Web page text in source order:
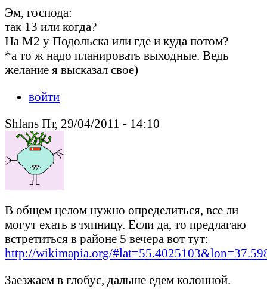
Эм, господа:
так 13 или когда?
На М2 у Подольска или где и куда потом?
*а то ж надо планировать выходные. Ведь
желание я высказал свое)
войти
Shlans Пт, 29/04/2011 - 14:10
В общем целом нужно определиться, все ли
могут ехать в тяпницу. Если да, то предлагаю
встретиться в районе 5 вечера вот тут:
http://wikimapia.org/
Заезжаем в глобус, дальше едем колонной.